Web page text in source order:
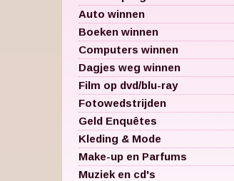
Auto winnen
Boeken winnen
Computers winnen
Dagjes weg winnen
Film op dvd/blu-ray
Fotowedstrijden
Geld Enquêtes
Kleding & Mode
Make-up en Parfums
Muziek en cd's